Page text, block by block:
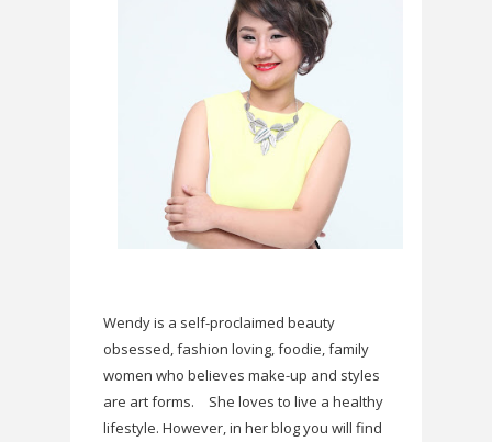
Wendy is a self-proclaimed beauty
obsessed, fashion loving, foodie, family
women who believes make-up and styles
are art forms.
She loves to live a healthy
lifestyle. However, in her blog you will find